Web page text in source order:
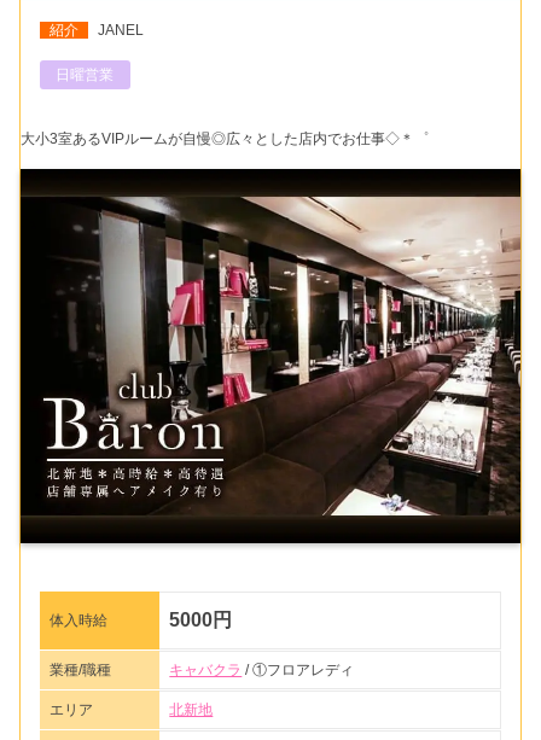
紹介 JANEL
日曜営業
大小3室あるVIPルームが自慢◎広々とした店内でお仕事◇＊゜
体入時給 5000円
業種/職種 キャバクラ / ①フロアレディ
エリア 北新地